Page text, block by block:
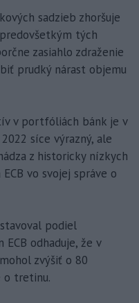
sadzieb zhoršuje
tých
zasiahlo zdraženie
prudký nárast objemu
v portfóliách bánk je v
síce výrazný, ale
z historicky nízkych
vo svojej správe o
podiel
odhaduje, že v
zvýšiť o 80
o tretinu.